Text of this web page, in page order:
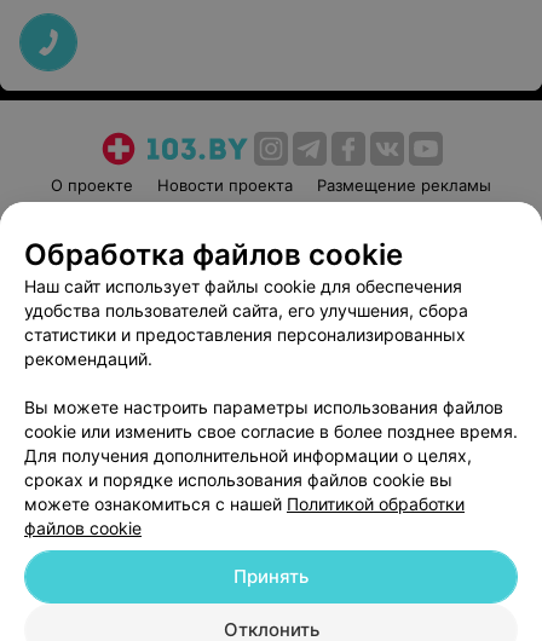
О проекте Новости проекта
Размещение рекламы
Пользовательское соглашение
Способы оплаты
Вакансии
Партнеры
Написать руководителю 103.by
Обработка персональных данных
© 2026 ООО «Артокс Лаб», УНП 191700409
| 220012, Республика Беларусь,
Обработка файлов cookie
Наш сайт использует файлы cookie для обеспечения
удобства пользователей сайта, его улучшения, сбора
статистики и предоставления персонализированных
рекомендаций.
Вы можете настроить параметры использования файлов
cookie или изменить свое согласие в более позднее время.
Для получения дополнительной информации о целях,
сроках и порядке использования файлов cookie вы
можете ознакомиться с нашей Политикой обработки
файлов cookie
Отклонить
Принять